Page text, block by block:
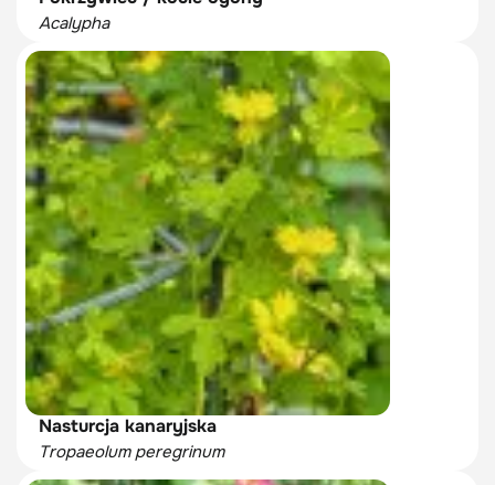
Acalypha
Nasturcja kanaryjska
Tropaeolum peregrinum